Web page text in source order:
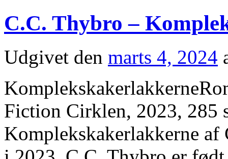
C.C. Thybro –
Udgivet den marts 4, 2024
Fiction Cirklen, 2023, 285
Komplekskakerlakkerne